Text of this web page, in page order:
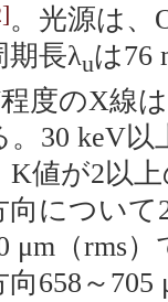
。光源は、
期長λuは76
度のX線
。30 keV
K値が2以
向について
μm（rms
向658～